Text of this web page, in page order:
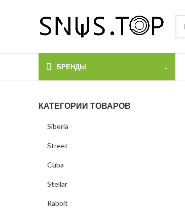
БРЕНДЫ
КАТЕГОРИИ ТОВАРОВ
Siberia
Street
Cuba
Stellar
Rabbit